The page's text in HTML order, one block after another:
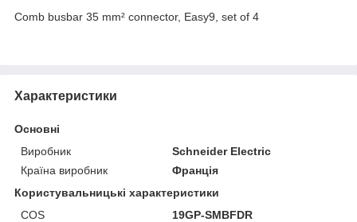
Comb busbar 35 mm² connector, Easy9, set of 4
Характеристики
Основні
Виробник
Schneider Electric
Країна виробник
Франція
Користувальницькі характеристики
COS
19GP-SMBFDR